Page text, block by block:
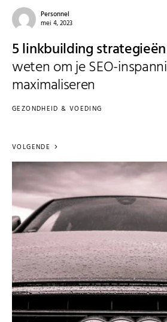
Personnel
mei 4, 2023
5 linkbuilding
weten om je SEO-
maximaliseren
GEZONDHEID & VOEDING
VOLGENDE